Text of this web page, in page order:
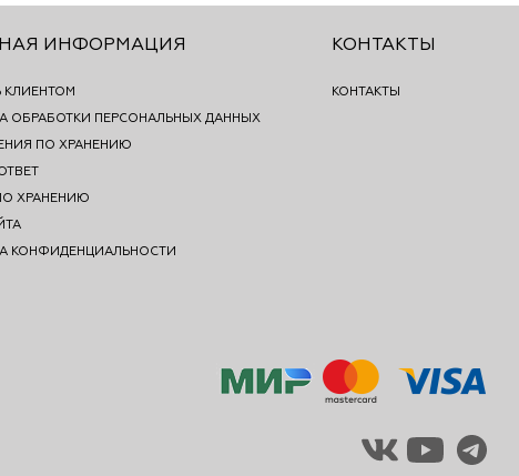
ИНФОРМАЦИЯ
КЛИЕНТОМ
ОБРАБОТКИ ПЕРСОНАЛЬНЫХ ДАННЫХ
ПО ХРАНЕНИЮ
ХРАНЕНИЮ
КОНФИДЕНЦИАЛЬНОСТИ
КОНТАКТЫ
КОНТАКТЫ